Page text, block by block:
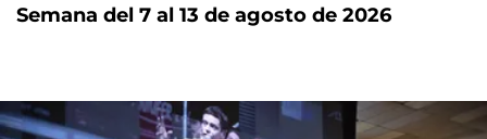
Semana del 7 al 13 de agosto de 2026